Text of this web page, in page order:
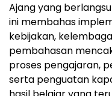
Ajang yang
ini membahas
kebijakan,
pembahasan
proses pengajaran,
serta penguatan